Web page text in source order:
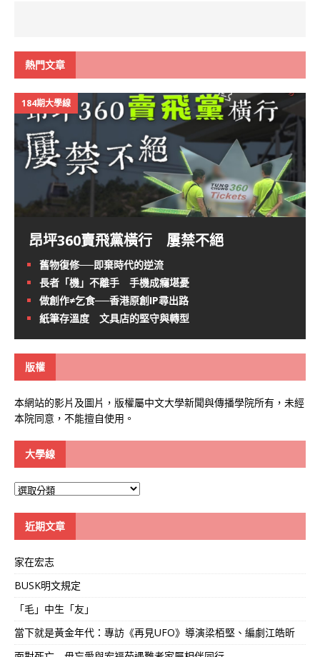
熱門文章
184期大學線
昂坪360賣飛黨橫行 屢禁不絕
舊物復修──即棄時代的逆流
長者「機」不離手 手機成癮堪憂
做創作≠乞食──香港原創IP尋出路
紙筆存溫度 文具店的堅守與轉型
版權
本網站的影片及圖片，版權屬中文大學新聞與傳播學院所有，未經
本院同意，不能擅自使用。
大學線
大
近期文章
家在宏志
BUSK明文規定
「毛」中生「友」
當下就是黃金年代：專訪《再見UFO》導演梁栢堅、編劇江皓昕